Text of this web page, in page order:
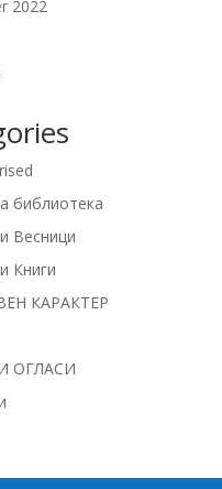
2022
библиотека
Весници
Книги
КАРАКТЕР
ОГЛАСИ